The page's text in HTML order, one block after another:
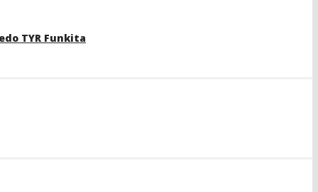
TYR Funkita